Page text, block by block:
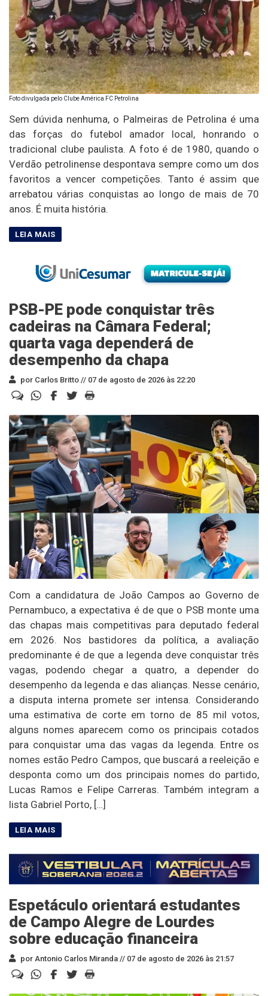
Foto divulgada pelo Clube América FC Petrolina
Sem dúvida nenhuma, o Palmeiras de Petrolina é uma
das forças do futebol amador local, honrando o
tradicional clube paulista. A foto é de 1980, quando o
Verdão petrolinense despontava sempre como um dos
favoritos a vencer competições. Tanto é assim que
arrebatou várias conquistas ao longo de mais de 70
anos. É muita história.
PSB-PE pode conquistar três
cadeiras na Câmara Federal;
quarta vaga dependerá de
desempenho da chapa
por Carlos Britto // 07 de agosto de 2026 às 22:20
Com a candidatura de João Campos ao Governo de
Pernambuco, a expectativa é de que o PSB monte uma
das chapas mais competitivas para deputado federal
em 2026. Nos bastidores da política, a avaliação
predominante é de que a legenda deve conquistar três
vagas, podendo chegar a quatro, a depender do
desempenho da legenda e das alianças. Nesse cenário,
a disputa interna promete ser intensa. Considerando
uma estimativa de corte em torno de 85 mil votos,
alguns nomes aparecem como os principais cotados
para conquistar uma das vagas da legenda. Entre os
nomes estão Pedro Campos, que buscará a reeleição e
desponta como um dos principais nomes do partido,
Lucas Ramos e Felipe Carreras. Também integram a
lista Gabriel Porto, […]
Espetáculo orientará estudantes
de Campo Alegre de Lourdes
sobre educação financeira
por Antonio Carlos Miranda // 07 de agosto de 2026 às 21:57